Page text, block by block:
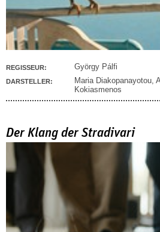
REGISSEUR: György Pálfi
DARSTELLER: Maria Diakopanayotou
Kokiasmenos
Der Klang der Stradivari